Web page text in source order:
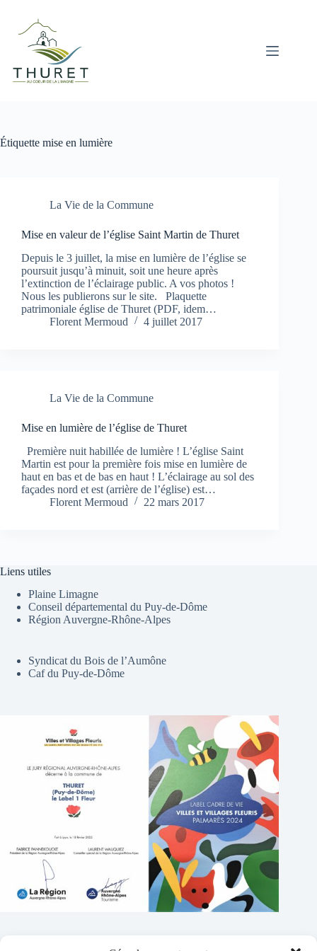
contenu
Étiquette mise en lumière
La Vie de la Commune
Mise en valeur de l’église Saint Martin de Thuret
Depuis le 3 juillet, la mise en lumière de l’église se
poursuit jusqu’à minuit, soit une heure après
l’extinction de l’éclairage public. A vos photos !
Nous les publierons sur le site. Plaquette
patrimoniale église de Thuret (PDF, idem…
Florent Mermoud
4 juillet 2017
La Vie de la Commune
Mise en lumière de l’église de Thuret
Première nuit habillée de lumière ! L’église Saint
Martin est pour la première fois mise en lumière de
haut en bas et de bas en haut ! L’éclairage au sol des
façades nord et est (arrière de l’église) est…
Florent Mermoud
22 mars 2017
Liens utiles
Plaine Limagne
Conseil départemental du Puy-de-Dôme
Région Auvergne-Rhône-Alpes
Syndicat du Bois de l’Aumône
Caf du Puy-de-Dôme